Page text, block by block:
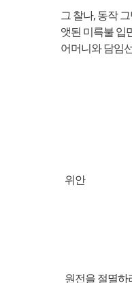
그 찰나, 동작 그만,
앳된 미륵불 입만
어머니와 담임선생
위안
원전을 절멸하려